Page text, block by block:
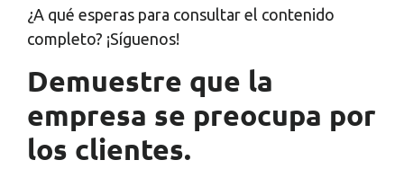
¿A qué esperas para consultar el contenido
completo? ¡Síguenos!
Demuestre que la
empresa se preocupa por
los clientes.